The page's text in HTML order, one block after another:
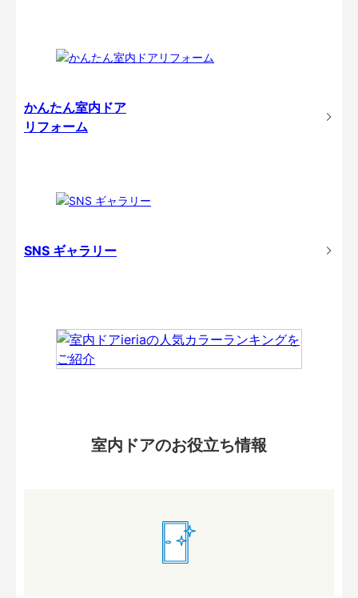
かんたん室内ドア
リフォーム
SNS ギャラリー
室内ドアのお役立ち情報